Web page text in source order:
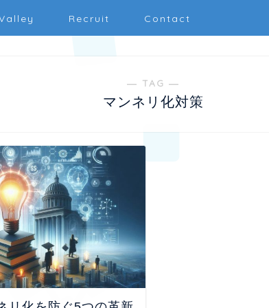
Recruit Contact
― TAG ―
マンネリ化対策